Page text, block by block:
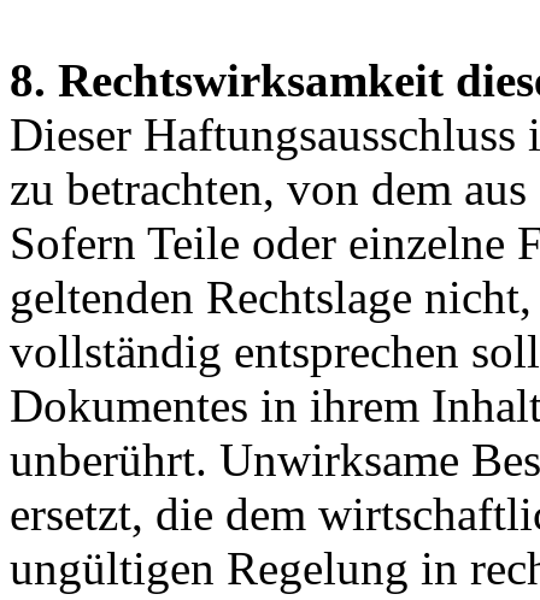
8. Rechtswirksamkeit
Dieser Haftungsausschluss
zu betrachten, von dem
Sofern Teile oder einzelne
geltenden Rechtslage
vollständig entsprechen
Dokumentes in ihrem
unberührt. Unwirksame
ersetzt, die dem
ungültigen Regelung in